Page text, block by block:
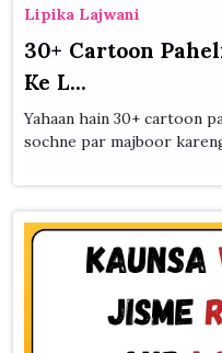
Lipika Lajwani
30+ Cartoon
Ke L...
Yahaan hain 30+ cartoon
sochne par majboor